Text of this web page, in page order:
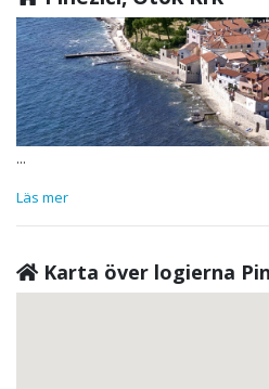
...
Läs mer
Karta över logierna